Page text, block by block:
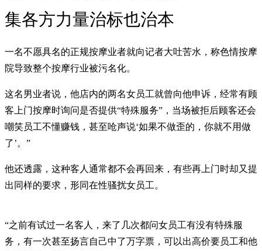
集各方力量治标也治本
一名不愿具名的正规按摩业者就向记者大吐苦水，称色情按摩
院导致整个按摩行业被污名化。
这名男业者说，他店内的两名女员工就曾向他申诉，经常有顾
客上门按摩时询问是否提供“特殊服务”，当场被拒后顾客还会
嘲笑员工不懂赚钱，甚至呛声说‘如果不做歪的，你就不用做
了’。”
他还透露，这种客人通常都不会再回来，有些再上门时却又提
出同样的要求，形同在性骚扰女员工。
“之前有试过一名客人，来了几次都问女员工有没有特殊服
务，有一次甚至扬言自己中了万字票，可以出高价要员工和他